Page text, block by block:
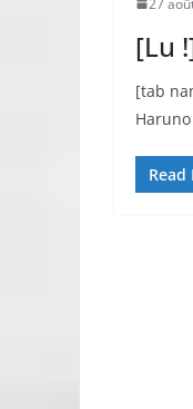
[Lu
[tab
Haruno
Read